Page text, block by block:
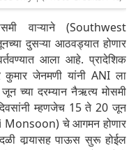
वाऱ्याने (Southwest
दुसऱ्या आठवड्यात होणार
आला आहे. प्रादेशिक
कुमार जेनमणी यांनी ANI ला
च्या दरम्यान नैऋत्य मोसमी
म्हणजेच 15 ते 20 जून
Monsoon) चे आगमन होणार
वार्‍यासह पाऊस सुरू होईल